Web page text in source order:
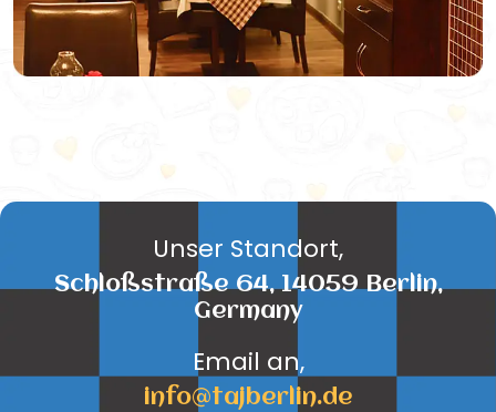
Unser Standort,
Schloßstraße 64, 14059 Berlin,
Germany
Email an,
info@tajberlin.de